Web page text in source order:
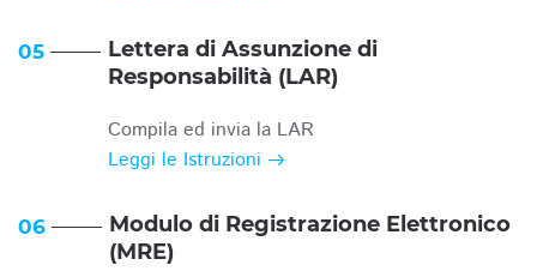
05
Lettera di Assunzione di
Responsabilità (LAR)
Compila ed invia la LAR
Leggi le Istruzioni
06
Modulo di Registrazione Elettronico
(MRE)